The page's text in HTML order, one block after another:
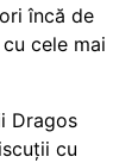
încă de
cele mai
Dragos
cu